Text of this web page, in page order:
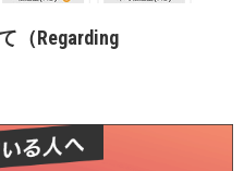
（Regarding